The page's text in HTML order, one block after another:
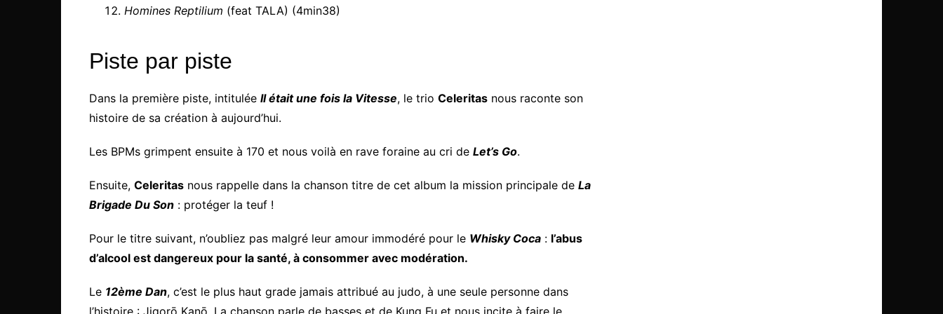
Homines Reptilium (feat TALA) (4min38)
Piste par piste
Dans la première piste, intitulée Il était une fois la Vitesse, le trio Celeritas nous raconte son
histoire de sa création à aujourd’hui.
Les BPMs grimpent ensuite à 170 et nous voilà en rave foraine au cri de Let’s Go.
Ensuite, Celeritas nous rappelle dans la chanson titre de cet album la mission principale de La
Brigade Du Son : protéger la teuf !
Pour le titre suivant, n’oubliez pas malgré leur amour immodéré pour le Whisky Coca : l’abus
d’alcool est dangereux pour la santé, à consommer avec modération.
Le 12ème Dan, c’est le plus haut grade jamais attribué au judo, à une seule personne dans